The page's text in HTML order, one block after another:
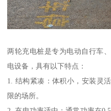
两轮充电桩是专为电动自行车
电设备，具有以下特点：
1. 结构紧凑：体积小，安装灵
限的场所。